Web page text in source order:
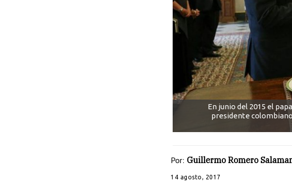
En junio del 2015 el
presidente colombiano
Por: Guillermo Romero
14 agosto, 2017